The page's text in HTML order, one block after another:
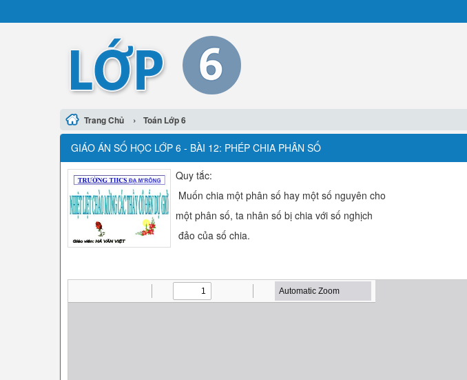
Trang Chủ › Toán Lớp 6
GIÁO ÁN SỐ HỌC LỚP 6 - BÀI 12: PHÉP CHIA PHÂN SỐ
Quy tắc:
Muốn chia một phân số hay một số nguyên cho
một phân số, ta nhân số bị chia với số nghịch
đảo của số chia.